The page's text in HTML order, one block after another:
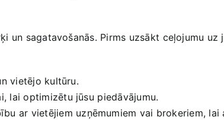
sagatavošanās. ‍Pirms uzsākt⁢ ceļojumu
vietējo kultūru.
lai optimizētu jūsu ⁣piedāvājumu.
ar vietējiem uzņēmumiem vai brokeriem,